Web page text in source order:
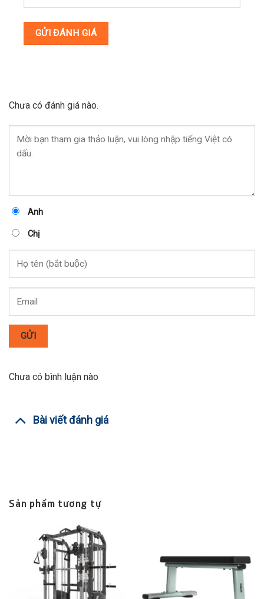
Chưa có đánh giá nào.
Anh
Chị
GỬI
Chưa có bình luận nào
Bài viết đánh giá
Sản phẩm tương tự